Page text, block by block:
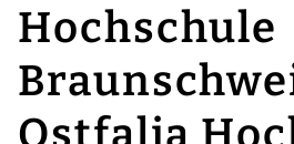
Hochschule
Ostfalia